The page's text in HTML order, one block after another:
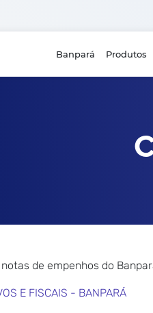
Banpará Produtos
de empenhos do
E FISCAIS - BANPARÁ